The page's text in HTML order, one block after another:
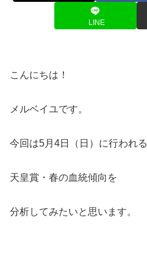
LINE
こんにちは！
メルベイユです。
今回は5月4日（日）に行われる
天皇賞・春の血統傾向を
分析してみたいと思います。